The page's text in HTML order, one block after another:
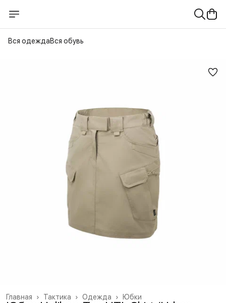
Вся одеждаВся обувь
Юбки
Одежда ›
Тактика ›
Главная ›